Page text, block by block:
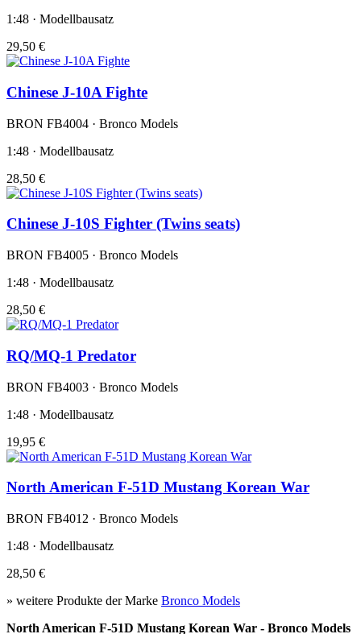
1:48 · Modellbausatz
29,50 €
Chinese J-10A Fighte
BRON FB4004 · Bronco Models
1:48 · Modellbausatz
28,50 €
Chinese J-10S Fighter (Twins seats)
BRON FB4005 · Bronco Models
1:48 · Modellbausatz
28,50 €
RQ/MQ-1 Predator
BRON FB4003 · Bronco Models
1:48 · Modellbausatz
19,95 €
North American F-51D Mustang Korean War
BRON FB4012 · Bronco Models
1:48 · Modellbausatz
28,50 €
» weitere Produkte der Marke Bronco Models
North American F-51D Mustang Korean War - Bronco Models